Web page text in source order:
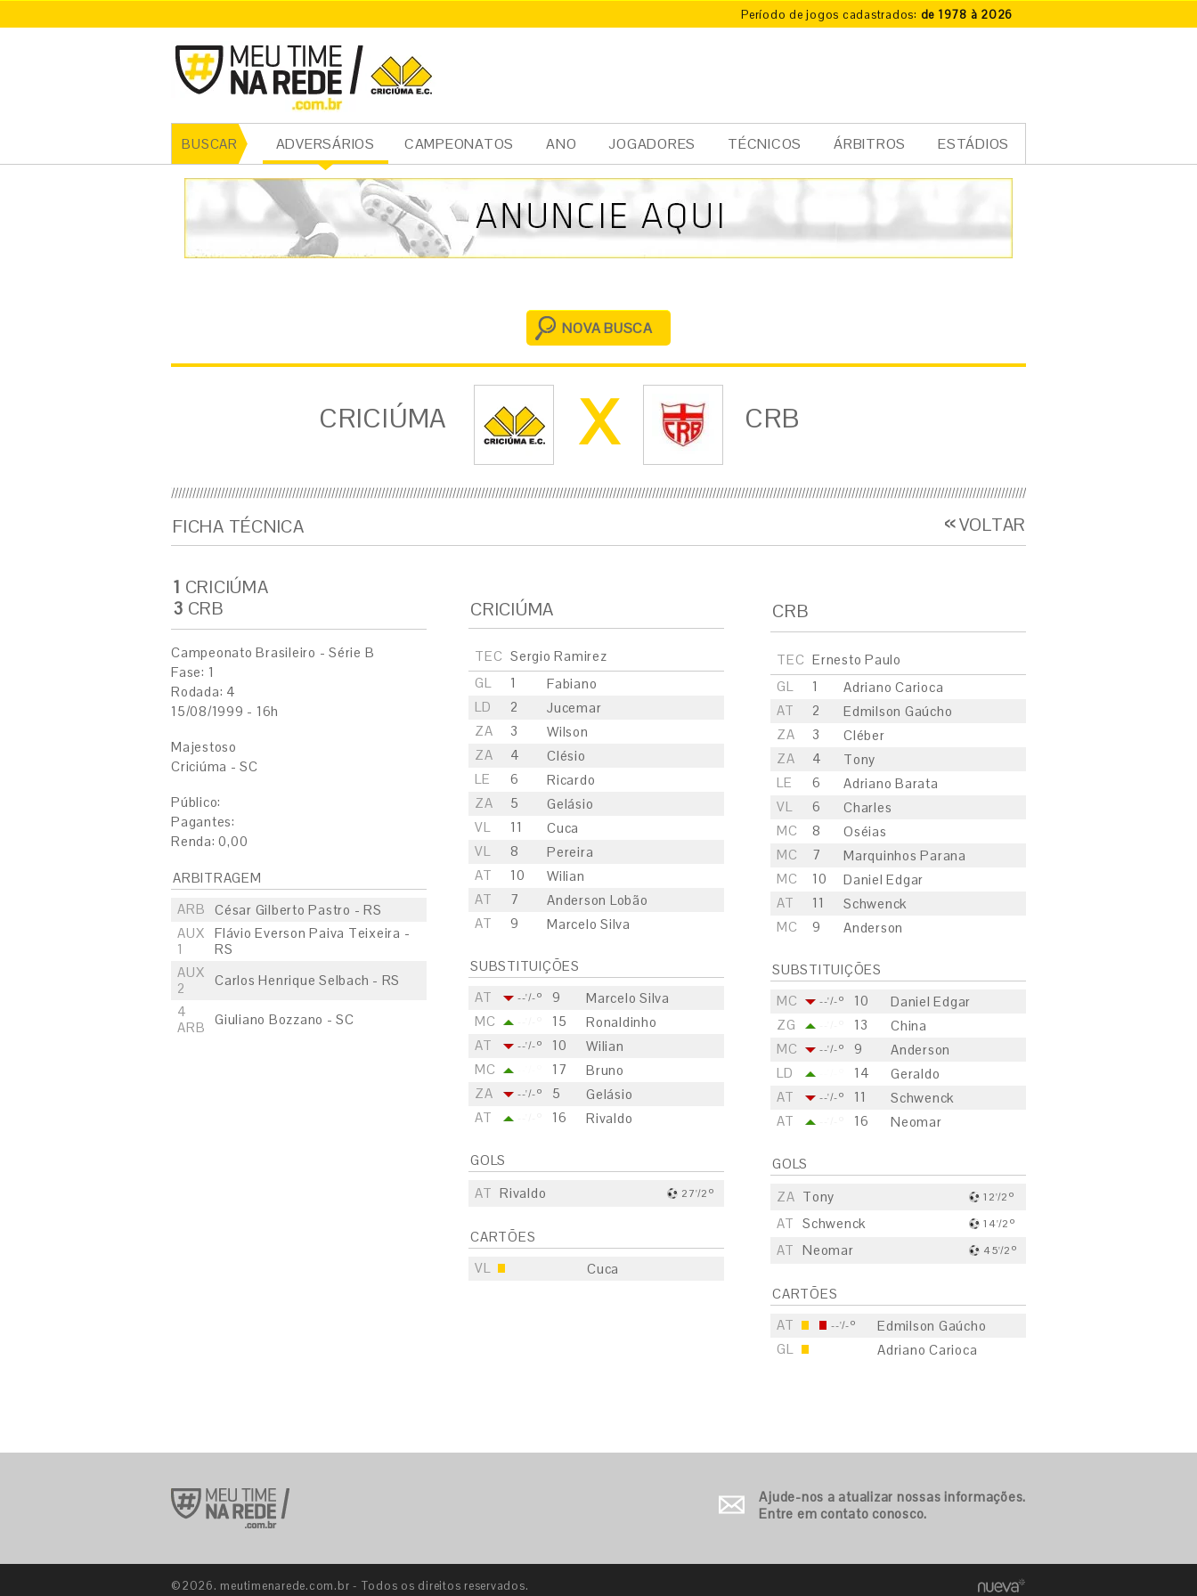
Período de jogos cadastrados: de 1978 à 2026
BUSCAR ADVERSÁRIOS CAMPEONATOS ANO JOGADORES TÉCNICOS ÁRBITROS ESTÁDIOS
CRICIÚMA X
NOVA BUSCA
CRICIÚMA X CRB
FICHA TÉCNICA VOLTAR
1 CRICIÚMA
3 CRB
Campeonato Brasileiro - Série B
Fase: 1
Rodada: 4
15/08/1999 - 16h
Majestoso
Criciúma - SC
Público:
Pagantes:
Renda: 0,00
ARBITRAGEM
ARB
César Gilberto Pastro - RS
AUX
1
Flávio Everson Paiva Teixeira -
RS
AUX
2
Carlos Henrique Selbach - RS
4
ARB
Giuliano Bozzano - SC
CRICIÚMA
TEC Sergio Ramirez
GL
1
Fabiano
LD
2
Jucemar
ZA
3
Wilson
ZA
4
Clésio
LE
6
Ricardo
ZA
5
Gelásio
VL
11
Cuca
VL
8
Pereira
AT
10
Wilian
AT
7
Anderson Lobão
AT
9 Marcelo Silva
SUBSTITUIÇÕES
AT
--'/-º 9
Marcelo Silva
MC
15
Ronaldinho
AT
--'/-º 10
Wilian
MC
17
Bruno
ZA
--'/-º 5
Gelásio
AT
E
16 Rivaldo
GOLS
AT Rivaldo 27'/2º
CARTÕES
VL
Cuca
CRB
TEC Ernesto Paulo
GL
1
Adriano Carioca
AT
2
Edmilson Gaúcho
ZA
3
Cléber
ZA
4
Tony
LE
6
Adriano Barata
VL
6
Charles
MC
8
Oséias
MC
7
Marquinhos Parana
MC
10
Daniel Edgar
AT
11
Schwenck
MC
9 Anderson
SUBSTITUIÇÕES
MC
--'/-º 10
Daniel Edgar
ZG
13
China
MC
S
--'/-º 9
Anderson
LD
E
14
Geraldo
AT
--'/-º 11
Schwenck
AT
E
16 Neomar
GOLS
ZA Tony 12'/2º
AT Schwenck 14'/2º
AT Neomar 45'/2º
CARTÕES
AT
--'/-º
Edmilson Gaúcho
GL
Adriano Carioca
Ajude-nos a atualizar nossas informações.
Entre em contato conosco.
©2026. meutimenarede.com.br - Todos os direitos reservados.